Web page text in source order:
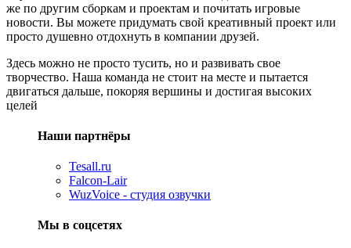
же по другим сборкам и проектам и почитать игровые
новости. Вы можете придумать свой креативный проект или
просто душевно отдохнуть в компании друзей.
Здесь можно не просто тусить, но и развивать свое
творчество. Наша команда не стоит на месте и пытается
двигаться дальше, покоряя вершины и достигая высоких
целей
Наши партнёры
Tesall.ru
Falcon-Lair
WuzVoice - студия озвучки
Мы в соцсетях